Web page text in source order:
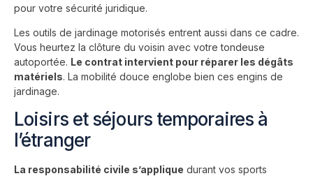
pour votre sécurité juridique.
Les outils de jardinage motorisés entrent aussi dans ce cadre.
Vous heurtez la clôture du voisin avec votre tondeuse
autoportée. Le contrat intervient pour réparer les dégâts
matériels. La mobilité douce englobe bien ces engins de
jardinage.
Loisirs et séjours temporaires à
l’étranger
La responsabilité civile s’applique durant vos sports